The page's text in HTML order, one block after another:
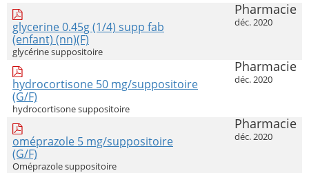
glycerine 0.45g (1/4) supp fab
(enfant) (nn)(F)
glycérine suppositoire
Pharmacie
déc. 2020
hydrocortisone 50 mg/suppositoire
(G/F)
hydrocortisone suppositoire
Pharmacie
déc. 2020
oméprazole 5 mg/suppositoire
(G/F)
Oméprazole suppositoire
Pharmacie
déc. 2020